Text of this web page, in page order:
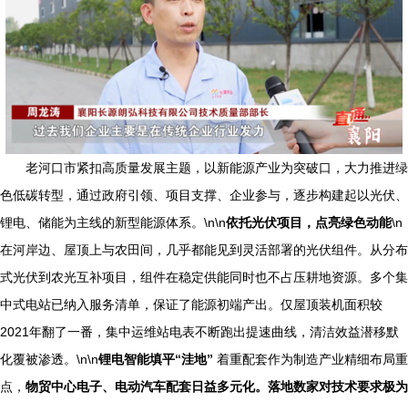
老河口市紧扣高质量发展主题，以新能源产业为突破口，大力推进绿
色低碳转型，通过政府引领、项目支撑、企业参与，逐步构建起以光伏、
锂电、储能为主线的新型能源体系。\n\n依托光伏项目，点亮绿色动能\n
在河岸边、屋顶上与农田间，几乎都能见到灵活部署的光伏组件。从分布
式光伏到农光互补项目，组件在稳定供能同时也不占压耕地资源。多个集
中式电站已纳入服务清单，保证了能源初端产出。仅屋顶装机面积较
2021年翻了一番，集中运维站电表不断跑出提速曲线，清洁效益潜移默
化覆被渗透。\n\n锂电智能填平“洼地” 着重配套作为制造产业精细布局重
点， 物贸中心电子、电动汽车配套日益多元化。落地数家对技术要求极为